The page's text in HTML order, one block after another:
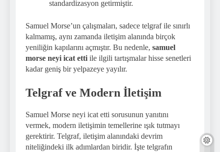
standardizasyon getirmiştir.
Samuel Morse’un çalışmaları, sadece telgraf ile sınırlı
kalmamış, aynı zamanda iletişim alanında birçok
yeniliğin kapılarını açmıştır. Bu nedenle, samuel
morse neyi icat etti ile ilgili tartışmalar hisse senetleri
kadar geniş bir yelpazeye yayılır.
Telgraf ve Modern İletişim
Samuel Morse neyi icat etti sorusunun yanıtını
vermek, modern iletişimin temellerine ışık tutmayı
gerektirir. Telgraf, iletişim alanındaki devrim
niteliğindeki ilk adımlardan biridir. İşte telgrafın